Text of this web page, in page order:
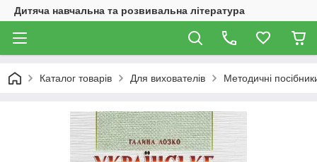
Дитяча навчальна та розвивальна література
Каталог товарів Для вихователів Методичні